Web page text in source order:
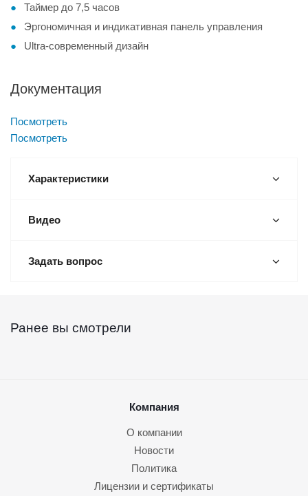
Таймер до 7,5 часов
Эргономичная и индикативная панель управления
Ultra-современный дизайн
Документация
Посмотреть
Посмотреть
Характеристики
Видео
Задать вопрос
Ранее вы смотрели
Компания
О компании
Новости
Политика
Лицензии и сертификаты